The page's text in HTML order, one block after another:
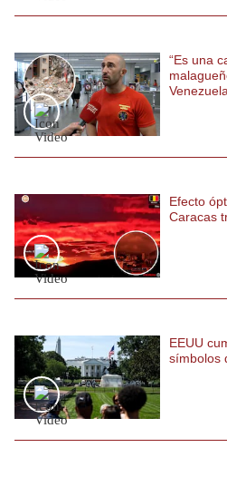
“Es una
Venezuela
Efecto
Caracas
EEUU
símbolos